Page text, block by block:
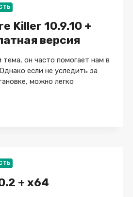
Killer 10.9.10 +
версия
он часто помогает нам в
если не уследить за
можно легко
+ x64